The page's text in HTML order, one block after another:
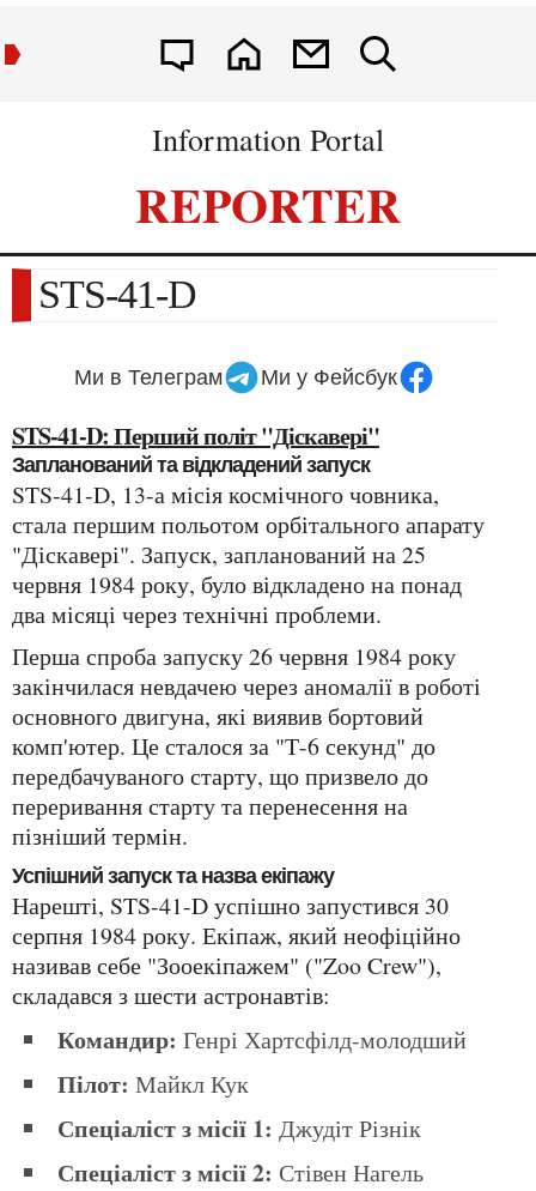
Information Portal
REPORTER
STS-41-D
Ми в Телеграм Ми у Фейсбук
STS-41-D: Перший політ "Діскавері"
Запланований та відкладений запуск
STS-41-D, 13-а місія космічного човника,
стала першим польотом орбітального апарату
"Діскавері". Запуск, запланований на 25
червня 1984 року, було відкладено на понад
два місяці через технічні проблеми.
Перша спроба запуску 26 червня 1984 року
закінчилася невдачею через аномалії в роботі
основного двигуна, які виявив бортовий
комп'ютер. Це сталося за "Т-6 секунд" до
передбачуваного старту, що призвело до
переривання старту та перенесення на
пізніший термін.
Успішний запуск та назва екіпажу
Нарешті, STS-41-D успішно запустився 30
серпня 1984 року. Екіпаж, який неофіційно
називав себе "Зооекіпажем" ("Zoo Crew"),
складався з шести астронавтів:
Командир: Генрі Хартсфілд-молодший
Пілот: Майкл Кук
Спеціаліст з місії 1: Джудіт Різнік
Спеціаліст з місії 2: Стівен Нагель